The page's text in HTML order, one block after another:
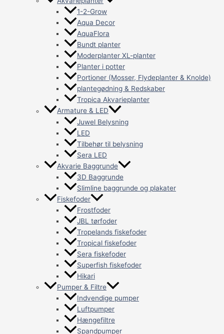
1-2-Grow
Aqua Decor
AquaFlora
Bundt planter
Moderplanter XL-planter
Planter i potter
Portioner (Mosser, Flydeplanter & Knolde)
plantegødning & Redskaber
Tropica Akvarieplanter
Armature & LED
Juwel Belysning
LED
Tilbehør til belysning
Sera LED
Akvarie Baggrunde
3D Baggrunde
Slimline baggrunde og plakater
Fiskefoder
Frostfoder
JBL tørfoder
Tropelands fiskefoder
Tropical fiskefoder
Sera fiskefoder
Superfish fiskefoder
Hikari
Pumper & Filtre
Indvendige pumper
Luftpumper
Hængefiltre
Spandpumper